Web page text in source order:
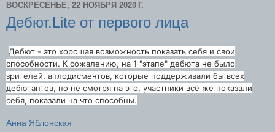
ВОСКРЕСЕНЬЕ, 22 НОЯБРЯ 2020 Г.
Дебют.Lite от первого лица
Дебют - это хорошая возможность показать себя и свои
способности. К сожалению, на 1 "этапе" дебюта не было
зрителей, аплодисментов, которые поддерживали бы всех
дебютантов, но не смотря на это, участники всё же показали
себя, показали на что способны.
Анна Яблонская